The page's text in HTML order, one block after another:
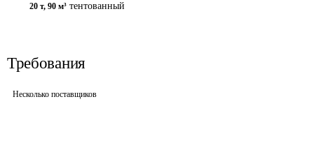
20 т, 90 м³ тентованный
Требования
Несколько поставщиков